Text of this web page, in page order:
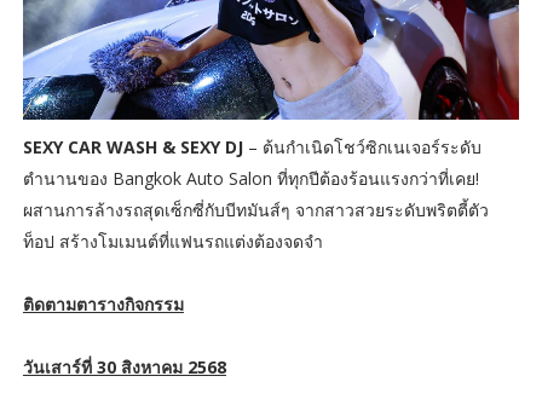
SEXY CAR WASH & SEXY DJ– ต้นกำเนิดโชว์ซิกเนเจอร์ระดับ
ตำนานของ Bangkok Auto Salon ที่ทุกปีต้องร้อนแรงกว่าที่เคย!
ผสานการล้างรถสุดเซ็กซี่กับบีทมันส์ๆ จากสาวสวยระดับพริตตี้ตัว
ท็อป สร้างโมเมนต์ที่แฟนรถแต่งต้องจดจำ
ติดตามตารางกิจกรรม
วันเสาร์ที่ 30 สิงหาคม 2568